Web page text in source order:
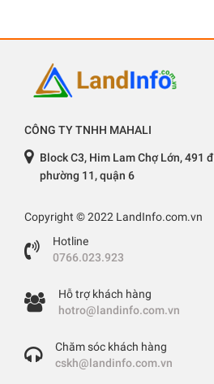
CÔNG TY TNHH MAHALI
Block C3, Him Lam Chợ Lớn, 491
phường 11, quận 6
Copyright © 2022 LandInfo.com.vn
Hotline
0766.023.923
Hỗ trợ khách hàng
hotro@landinfo.com.vn
Chăm sóc khách hàng
cskh@landinfo.com.vn